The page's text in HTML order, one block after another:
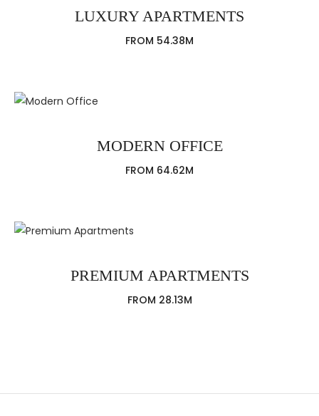
LUXURY APARTMENTS
FROM 54.38M
MODERN OFFICE
FROM 64.62M
PREMIUM APARTMENTS
FROM 28.13M